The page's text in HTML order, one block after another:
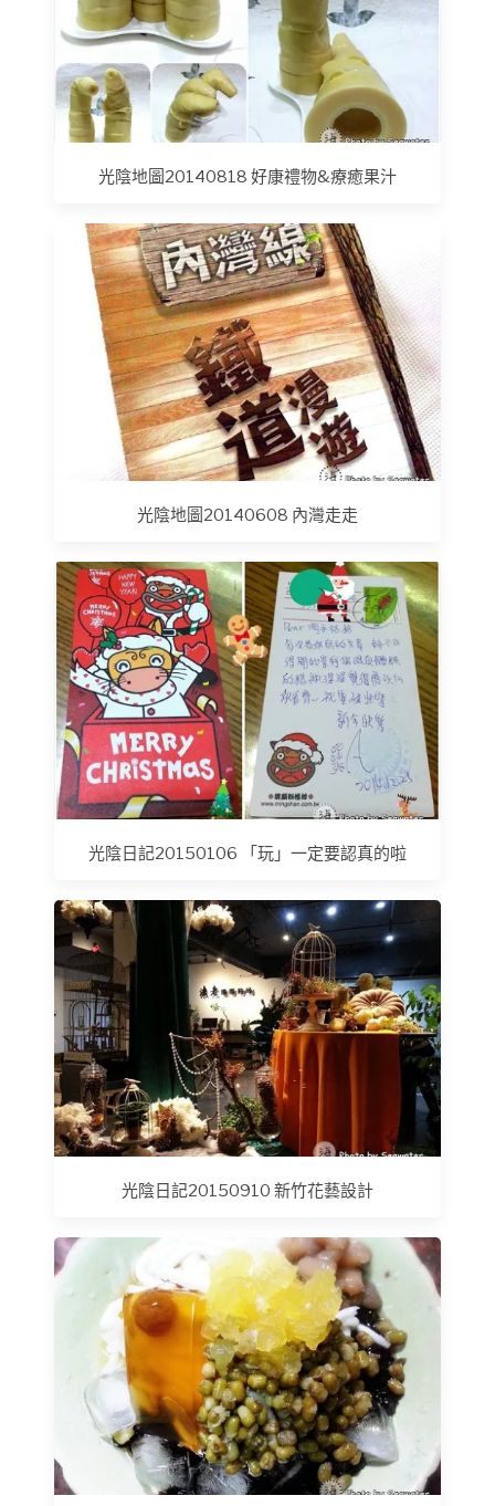
光陰地圖20140818 好康禮物&療癒果汁
光陰地圖20140608 內灣走走
光陰日記20150106 「玩」一定要認真的啦
光陰日記20150910 新竹花藝設計